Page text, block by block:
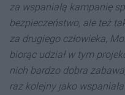
za wspaniałą kampanię
bezpieczeństwo, ale też
za drugiego człowieka,
biorąc udział w tym
nich bardzo dobra
raz kolejny jako